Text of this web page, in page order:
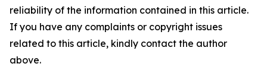
reliability of the information contained in this article.
If you have any complaints or copyright issues
related to this article, kindly contact the author
above.